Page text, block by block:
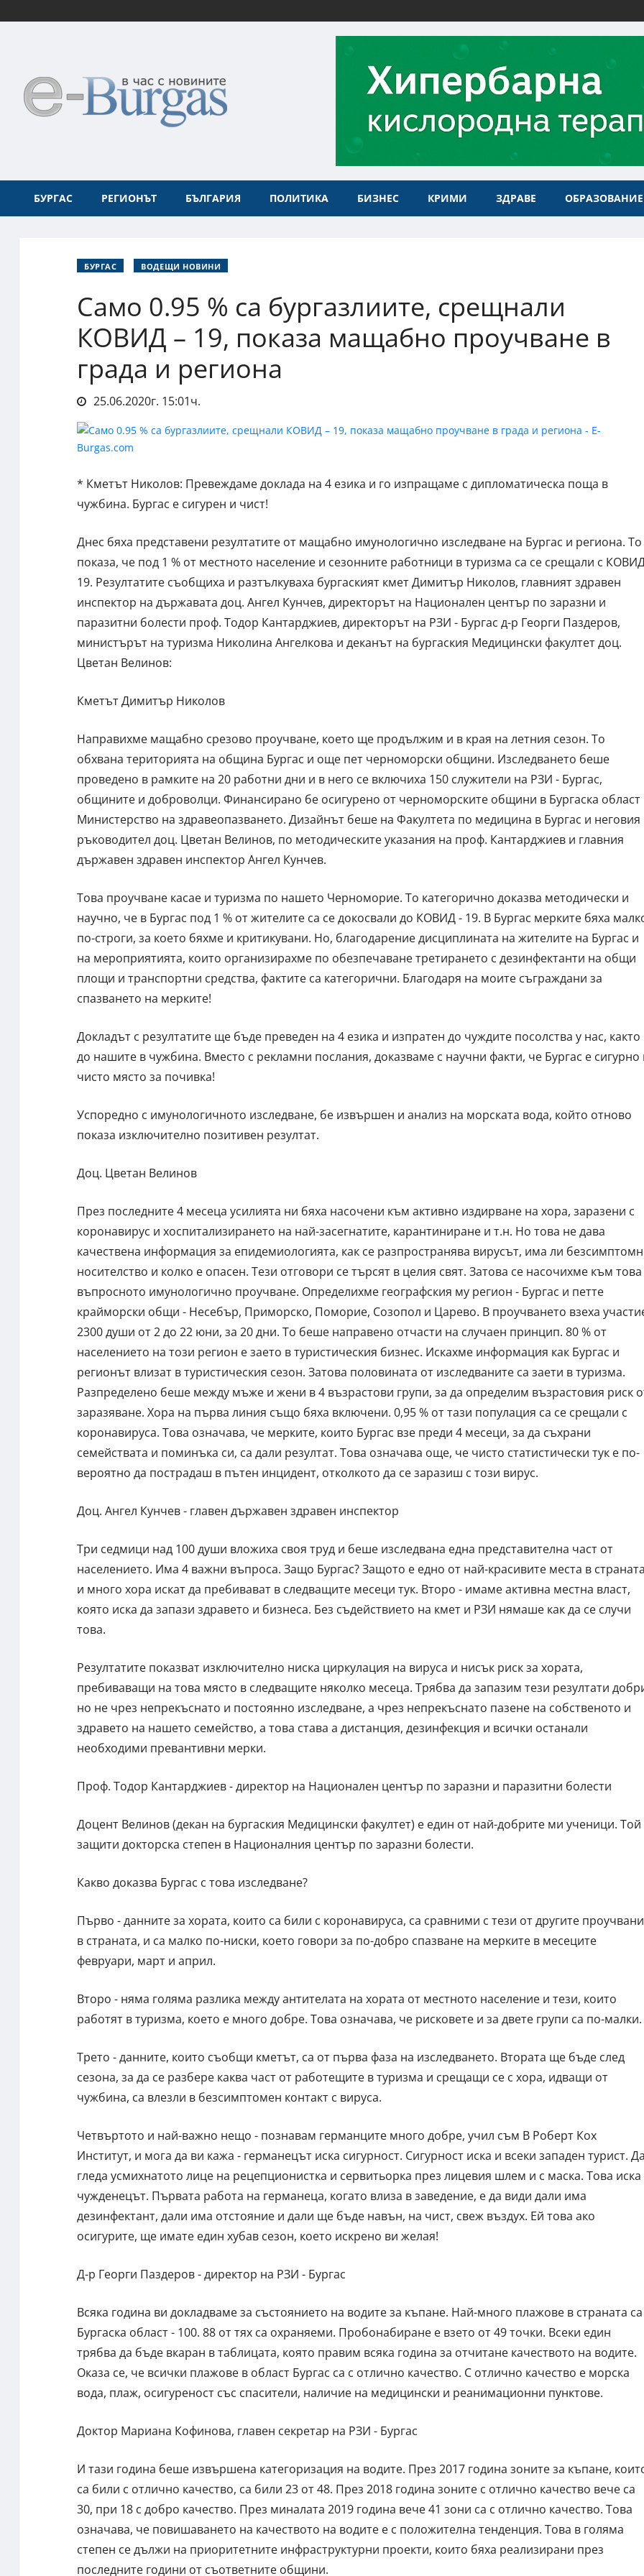
БУРГАС РЕГИОНЪТ БЪЛГАРИЯ ПОЛИТИКА БИЗНЕС КРИМИ ЗДРАВЕ ОБРАЗОВАНИЕ
БУРГАС ВОДЕЩИ НОВИНИ
Само 0.95 % са бургазлиите, срещнали
КОВИД – 19, показа мащабно проучване в
града и региона
25.06.2020г. 15:01ч.
* Кметът Николов: Превеждаме доклада на 4 езика и го изпращаме с дипломатическа поща в
чужбина. Бургас е сигурен и чист!
Днес бяха представени резултатите от мащабно имунологично изследване на Бургас и региона. То
показа, че под 1 % от местното население и сезонните работници в туризма са се срещали с
19. Резултатите съобщиха и разтълкуваха бургаският кмет Димитър Николов, главният здравен
инспектор на държавата доц. Ангел Кунчев, директорът на Национален център по заразни и
паразитни болести проф. Тодор Кантарджиев, директорът на РЗИ - Бургас д-р Георги Паздеров,
министърът на туризма Николина Ангелкова и деканът на бургаския Медицински факултет доц.
Цветан Велинов:
Кметът Димитър Николов
Направихме мащабно срезово проучване, което ще продължим и в края на летния сезон. То
обхвана територията на община Бургас и още пет черноморски общини. Изследването беше
проведено в рамките на 20 работни дни и в него се включиха 150 служители на РЗИ - Бургас,
общините и доброволци. Финансирано бе осигурено от черноморските общини в Бургаска област
Министерство на здравеопазването. Дизайнът беше на Факултета по медицина в Бургас и неговия
ръководител доц. Цветан Велинов, по методическите указания на проф. Кантарджиев и главния
държавен здравен инспектор Ангел Кунчев.
Това проучване касае и туризма по нашето Черноморие. То категорично доказва методически и
научно, че в Бургас под 1 % от жителите са се докосвали до КОВИД - 19. В Бургас мерките бяха
по-строги, за което бяхме и критикувани. Но, благодарение дисциплината на жителите на Бургас и
на мероприятията, които организирахме по обезпечаване третирането с дезинфектанти на общи
площи и транспортни средства, фактите са категорични. Благодаря на моите съграждани за
спазването на мерките!
Докладът с резултатите ще бъде преведен на 4 езика и изпратен до чуждите посолства у нас, както
до нашите в чужбина. Вместо с рекламни послания, доказваме с научни факти, че Бургас е сигурно
чисто място за почивка!
Успоредно с имунологичното изследване, бе извършен и анализ на морската вода, който отново
показа изключително позитивен резултат.
Доц. Цветан Велинов
През последните 4 месеца усилията ни бяха насочени към активно издирване на хора, заразени с
коронавирус и хоспитализирането на най-засегнатите, карантиниране и т.н. Но това не дава
качествена информация за епидемиологията, как се разпространява вирусът, има ли
носителство и колко е опасен. Тези отговори се търсят в целия свят. Затова се насочихме към това
въпросното имунологично проучване. Определихме географския му регион - Бургас и петте
крайморски общи - Несебър, Приморско, Поморие, Созопол и Царево. В проучването взеха
2300 души от 2 до 22 юни, за 20 дни. То беше направено отчасти на случаен принцип. 80 % от
населението на този регион е заето в туристическия бизнес. Искахме информация как Бургас и
регионът влизат в туристическия сезон. Затова половината от изследваните са заети в туризма.
Разпределено беше между мъже и жени в 4 възрастови групи, за да определим възрастовия риск
заразяване. Хора на първа линия също бяха включени. 0,95 % от тази популация са се срещали с
коронавируса. Това означава, че мерките, които Бургас взе преди 4 месеци, за да съхрани
семействата и поминъка си, са дали резултат. Това означава още, че чисто статистически тук е по-
вероятно да пострадаш в пътен инцидент, отколкото да се заразиш с този вирус.
Доц. Ангел Кунчев - главен държавен здравен инспектор
Три седмици над 100 души вложиха своя труд и беше изследвана една представителна част от
населението. Има 4 важни въпроса. Защо Бургас? Защото е едно от най-красивите места в
и много хора искат да пребивават в следващите месеци тук. Второ - имаме активна местна власт,
която иска да запази здравето и бизнеса. Без съдействието на кмет и РЗИ нямаше как да се случи
това.
Резултатите показват изключително ниска циркулация на вируса и нисък риск за хората,
пребиваващи на това място в следващите няколко месеца. Трябва да запазим тези резултати
но не чрез непрекъснато и постоянно изследване, а чрез непрекъснато пазене на собственото и
здравето на нашето семейство, а това става а дистанция, дезинфекция и всички останали
необходими превантивни мерки.
Проф. Тодор Кантарджиев - директор на Национален център по заразни и паразитни болести
Доцент Велинов (декан на бургаския Медицински факултет) е един от най-добрите ми ученици. Той
защити докторска степен в Националния център по заразни болести.
Какво доказва Бургас с това изследване?
Първо - данните за хората, които са били с коронавируса, са сравними с тези от другите
в страната, и са малко по-ниски, което говори за по-добро спазване на мерките в месеците
февруари, март и април.
Второ - няма голяма разлика между антителата на хората от местното население и тези, които
работят в туризма, което е много добре. Това означава, че рисковете и за двете групи са по-малки.
Трето - данните, които съобщи кметът, са от първа фаза на изследването. Втората ще бъде след
сезона, за да се разбере каква част от работещите в туризма и срещащи се с хора, идващи от
чужбина, са влезли в безсимптомен контакт с вируса.
Четвъртото и най-важно нещо - познавам германците много добре, учил съм В Роберт Кох
Институт, и мога да ви кажа - германецът иска сигурност. Сигурност иска и всеки западен турист.
гледа усмихнатото лице на рецепционистка и сервитьорка през лицевия шлем и с маска. Това иска
чужденецът. Първата работа на германеца, когато влиза в заведение, е да види дали има
дезинфектант, дали има отстояние и дали ще бъде навън, на чист, свеж въздух. Ей това ако
осигурите, ще имате един хубав сезон, което искрено ви желая!
Д-р Георги Паздеров - директор на РЗИ - Бургас
Всяка година ви докладваме за състоянието на водите за къпане. Най-много плажове в страната
Бургаска област - 100. 88 от тях са охраняеми. Пробонабиране е взето от 49 точки. Всеки един
трябва да бъде вкаран в таблицата, която правим всяка година за отчитане качеството на водите.
Оказа се, че всички плажове в област Бургас са с отлично качество. С отлично качество е морска
вода, плаж, осигуреност със спасители, наличие на медицински и реанимационни пунктове.
Доктор Мариана Кофинова, главен секретар на РЗИ - Бургас
И тази година беше извършена категоризация на водите. През 2017 година зоните за къпане,
са били с отлично качество, са били 23 от 48. През 2018 година зоните с отлично качество вече са
30, при 18 с добро качество. През миналата 2019 година вече 41 зони са с отлично качество. Това
означава, че повишаването на качеството на водите е с положителна тенденция. Това в голяма
степен се дължи на приоритетните инфраструктурни проекти, които бяха реализирани през
последните години от съответните общини.